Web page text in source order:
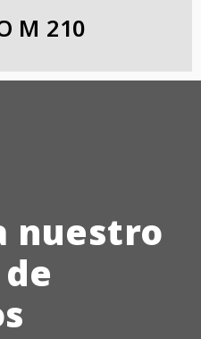
M 210
nuestro